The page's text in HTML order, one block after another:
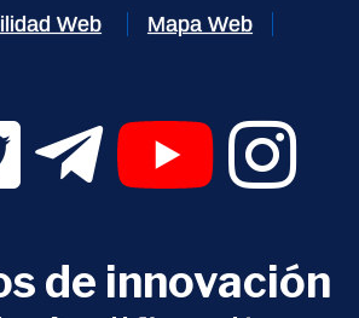
Web Mapa Web
Digital UVa (se abrirá en una nueva
Twitter Digital UVa (se abrirá en una
Telegram Digital UVa (se
YouTube Digital
de innovación